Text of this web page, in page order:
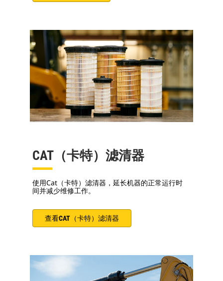
CAT（卡特）滤清器
使用Cat（卡特）滤清器，延长机器的正常运行时
间并减少维修工作。
查看CAT（卡特）滤清器